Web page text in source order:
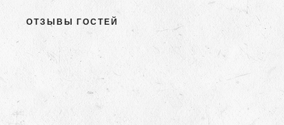
ОТЗЫВЫ ГОСТЕЙ